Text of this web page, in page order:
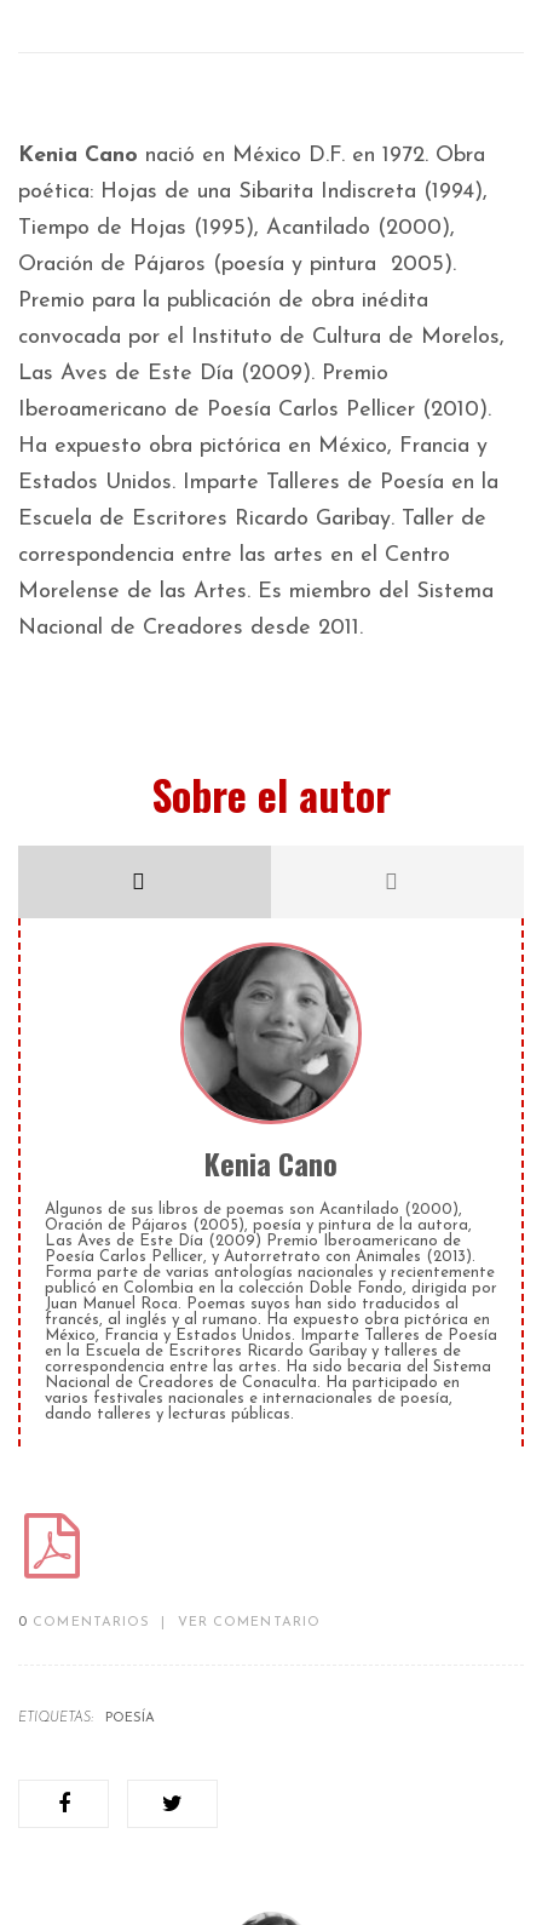
Kenia Cano nació en México D.F. en 1972. Obra
poética: Hojas de una Sibarita Indiscreta (1994),
Tiempo de Hojas (1995), Acantilado (2000),
Oración de Pájaros (poesía y pintura 2005).
Premio para la publicación de obra inédita
convocada por el Instituto de Cultura de Morelos,
Las Aves de Este Día (2009). Premio
Iberoamericano de Poesía Carlos Pellicer (2010).
Ha expuesto obra pictórica en México, Francia y
Estados Unidos. Imparte Talleres de Poesía en la
Escuela de Escritores Ricardo Garibay. Taller de
correspondencia entre las artes en el Centro
Morelense de las Artes. Es miembro del Sistema
Nacional de Creadores desde 2011.
Sobre el autor
Kenia Cano
Algunos de sus libros de poemas son Acantilado (2000),
Oración de Pájaros (2005), poesía y pintura de la autora,
Las Aves de Este Día (2009) Premio Iberoamericano de
Poesía Carlos Pellicer, y Autorretrato con Animales (2013).
Forma parte de varias antologías nacionales y recientemente
publicó en Colombia en la colección Doble Fondo, dirigida por
Juan Manuel Roca. Poemas suyos han sido traducidos al
francés, al inglés y al rumano. Ha expuesto obra pictórica en
México, Francia y Estados Unidos. Imparte Talleres de Poesía
en la Escuela de Escritores Ricardo Garibay y talleres de
correspondencia entre las artes. Ha sido becaria del Sistema
Nacional de Creadores de Conaculta. Ha participado en
varios festivales nacionales e internacionales de poesía,
dando talleres y lecturas públicas.
0 COMENTARIOS VER COMENTARIO
ETIQUETAS: POESÍA